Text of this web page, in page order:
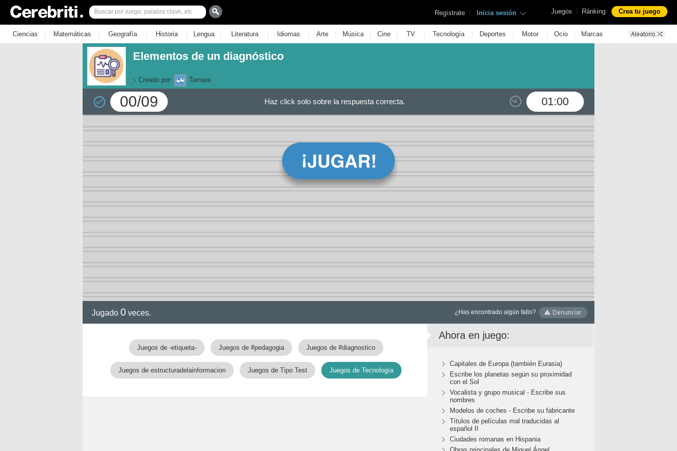
Juegos | Ránking Crea tu juego
Regístrate | Inicia sesión
Ciencias | Matemáticas | Geografía | Historia | Lengua | Literatura | Idiomas | Arte | Música | Cine | TV | Tecnología | Deportes | Motor | Ocio | Marcas
Elementos de un diagnóstico
Creado por: Tamara
00/09 01:00
Haz click solo sobre la respuesta correcta.
Jugado 0 veces. ¿Has encontrado algún fallo?
Juegos de -etiqueta- Juegos de #pedagogia Juegos de #diagnostico
Juegos de estructuradelainformacion Juegos de Tipo Test Juegos de Tecnología
Ahora en juego:
Capitales de Europa (también Eurasia)
Escribe los planetas según su proximidad
con el Sol
Vocalista y grupo musical - Escribe sus
nombres
Modelos de coches - Escribe su fabricante
Títulos de películas mal traducidas al
español II
Ciudades romanas en Hispania